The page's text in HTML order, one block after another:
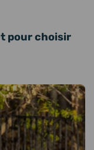
pour choisir